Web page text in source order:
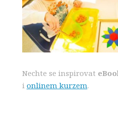
Nechte se inspirovat
i onlinem kurzem.